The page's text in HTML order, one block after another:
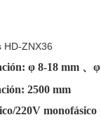
HD-ZNX36
φ 8-18 mm 、φ
2500 mm
220V monofásico